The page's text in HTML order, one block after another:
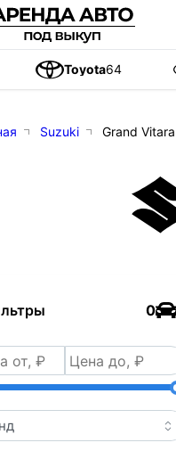
Toyota64
Suzuki Grand Vitara
0